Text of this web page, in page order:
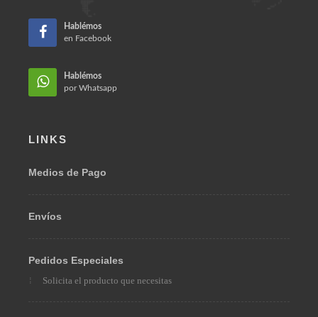
Hablémos
en Facebook
Hablémos
por Whatsapp
LINKS
Medios de Pago
Envíos
Pedidos Especiales
Solicita el producto que necesitas